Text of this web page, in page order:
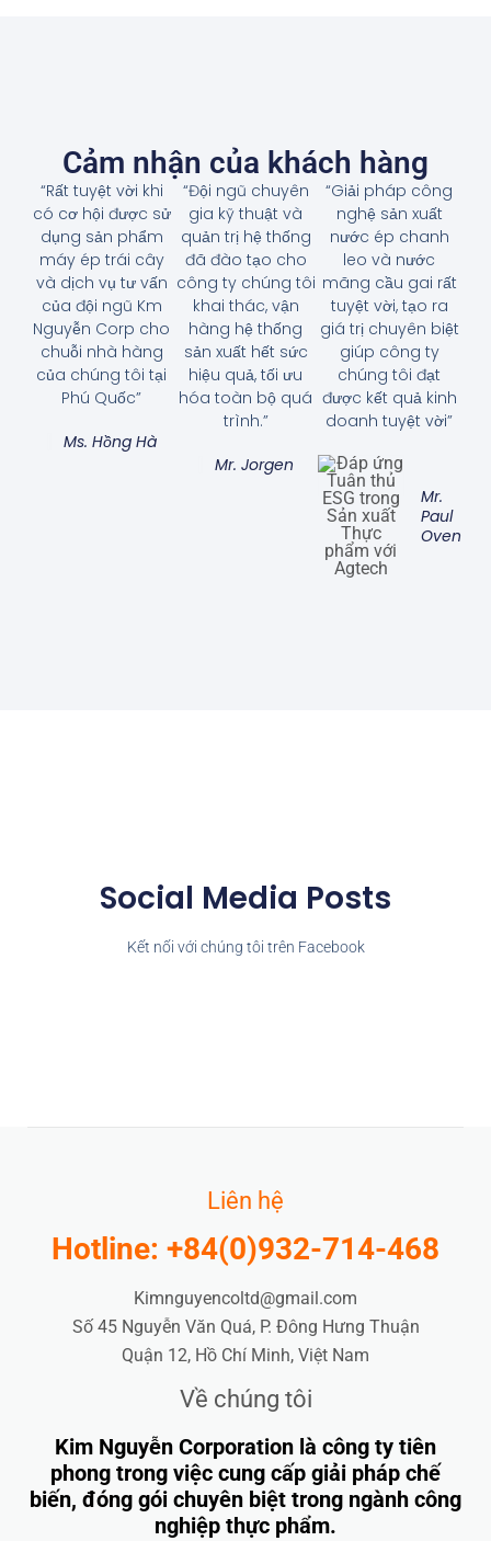
Cảm nhận của khách hàng
“Rất tuyệt vời khi
có cơ hội được sử
dụng sản phẩm
máy ép trái cây
và dịch vụ tư vấn
của đội ngũ Km
Nguyễn Corp cho
chuỗi nhà hàng
của chúng tôi tại
Phú Quốc”
Ms. Hồng Hà
“Đội ngũ chuyên
gia kỹ thuật và
quản trị hệ thống
đã đào tạo cho
công ty chúng tôi
khai thác, vận
hàng hệ thống
sản xuất hết sức
hiệu quả, tối ưu
hóa toàn bộ quá
trình.”
Mr. Jorgen
“Giải pháp công
nghệ sản xuất
nước ép chanh
leo và nước
mãng cầu gai rất
tuyệt vời, tạo ra
giá trị chuyên biệt
giúp công ty
chúng tôi đạt
được kết quả kinh
doanh tuyệt vời”
Mr.
Paul
Oven
Social Media Posts
Kết nối với chúng tôi trên Facebook
Liên hệ
Hotline: +84(0)932-714-468
Kimnguyencoltd@gmail.com
Số 45 Nguyễn Văn Quá, P. Đông Hưng Thuận
Quận 12, Hồ Chí Minh, Việt Nam
Về chúng tôi
Kim Nguyễn Corporation là công ty tiên
phong trong việc cung cấp giải pháp chế
biến, đóng gói chuyên biệt trong ngành công
nghiệp thực phẩm.